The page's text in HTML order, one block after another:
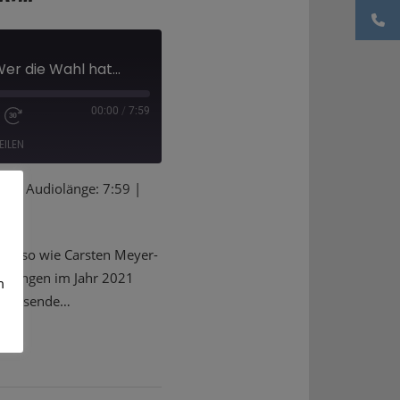
die Wahl hat...
00:00 / 7:59
Audiolänge: 7:59 |
wie Carsten Meyer-
im Jahr 2021